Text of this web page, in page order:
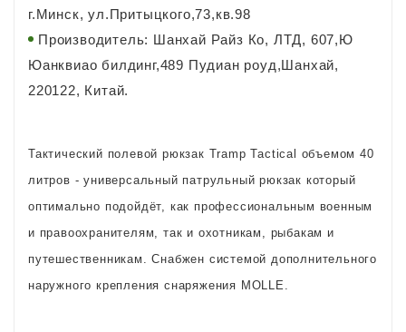
г.Минск, ул.Притыцкого,73,кв.98
Производитель: Шанхай Райз Ко, ЛТД, 607,Ю
Юанквиао билдинг,489 Пудиан роуд,Шанхай,
220122, Китай.
Тактический полевой рюкзак Tramp Tactical объемом 40
литров - универсальный патрульный рюкзак который
оптимально подойдёт, как профессиональным военным
и правоохранителям, так и охотникам, рыбакам и
путешественникам. Снабжен системой дополнительного
наружного крепления снаряжения MOLLE.